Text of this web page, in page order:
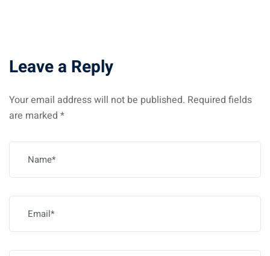
Leave a Reply
Your email address will not be published. Required fields
are marked *